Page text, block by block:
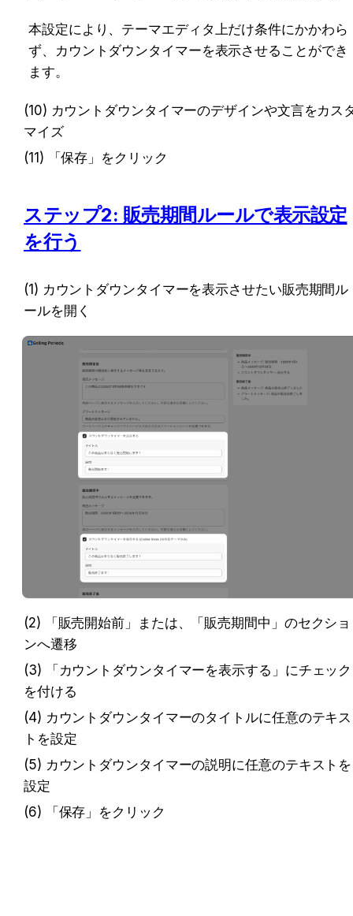
本設定により、テーマエディタ上だけ条件にかかわら
ず、カウントダウンタイマーを表示させることができ
ます。
(10) カウントダウンタイマーのデザインや文言をカス
マイズ
(11) 「保存」をクリック
ステップ2: 販売期間ルールで表示設定
を行う
(1) カウントダウンタイマーを表示させたい販売期間ル
ールを開く
(2) 「販売開始前」または、「販売期間中」のセクショ
ンへ遷移
(3) 「カウントダウンタイマーを表示する」にチェック
を付ける
(4) カウントダウンタイマーのタイトルに任意のテキス
トを設定
(5) カウントダウンタイマーの説明に任意のテキストを
設定
(6) 「保存」をクリック